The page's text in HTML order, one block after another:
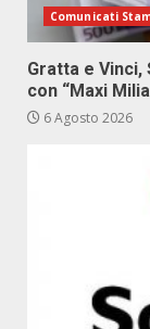
Comunicati
Gratta e Vinci,
con “Maxi
6 Agosto 2026